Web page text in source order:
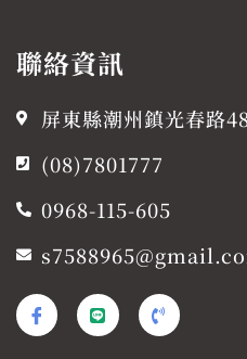
聯絡資訊
屏東縣潮州鎮光春路
(08)7801777
0968-115-605
I
c
o
L
i
n
P
h
o